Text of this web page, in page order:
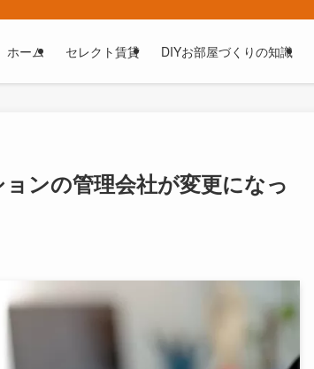
ホーム セレクト賃貸 DIYお部屋づくりの知識
ンの管理会社が変更になっ